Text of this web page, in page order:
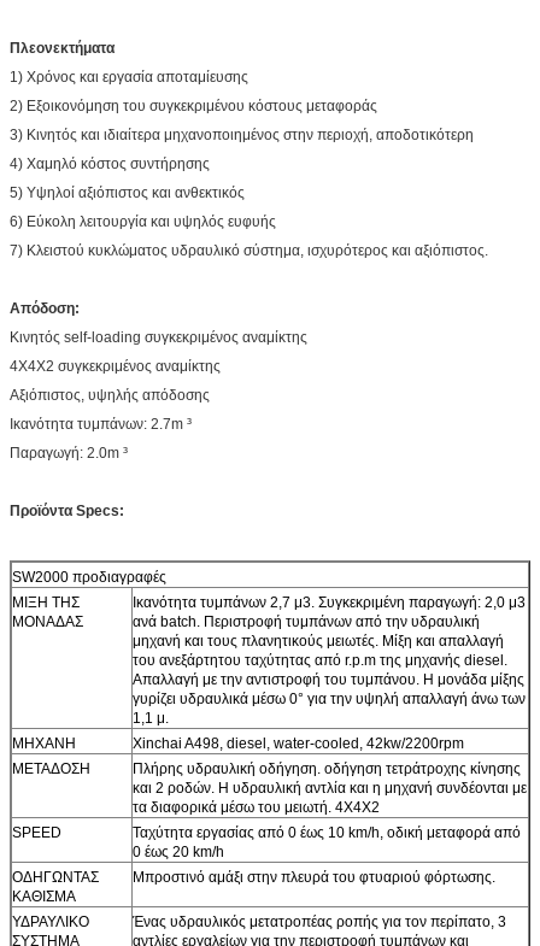
Πλεονεκτήματα
1) Χρόνος και εργασία αποταμίευσης
2) Εξοικονόμηση του συγκεκριμένου κόστους μεταφοράς
3) Κινητός και ιδιαίτερα μηχανοποιημένος στην περιοχή, αποδοτικότερη
4) Χαμηλό κόστος συντήρησης
5) Υψηλοί αξιόπιστος και ανθεκτικός
6) Εύκολη λειτουργία και υψηλός ευφυής
7) Κλειστού κυκλώματος υδραυλικό σύστημα, ισχυρότερος και αξιόπιστος.
Απόδοση:
Κινητός self-loading συγκεκριμένος αναμίκτης
4X4X2 συγκεκριμένος αναμίκτης
Αξιόπιστος, υψηλής απόδοσης
Ικανότητα τυμπάνων: 2.7m ³
Παραγωγή: 2.0m ³
Προϊόντα Specs:
SW2000 προδιαγραφές
ΜΙΞΗ ΤΗΣ
ΜΟΝΑΔΑΣ
Ικανότητα τυμπάνων 2,7 μ3. Συγκεκριμένη παραγωγή: 2,0 μ3
ανά batch. Περιστροφή τυμπάνων από την υδραυλική
μηχανή και τους πλανητικούς μειωτές. Μίξη και απαλλαγή
του ανεξάρτητου ταχύτητας από r.p.m της μηχανής diesel.
Απαλλαγή με την αντιστροφή του τυμπάνου. Η μονάδα μίξης
γυρίζει υδραυλικά μέσω 0° για την υψηλή απαλλαγή άνω των
1,1 μ.
ΜΗΧΑΝΗ
Xinchai A498, diesel, water-cooled, 42kw/2200rpm
ΜΕΤΑΔΟΣΗ
Πλήρης υδραυλική οδήγηση. οδήγηση τετράτροχης κίνησης
και 2 ροδών. Η υδραυλική αντλία και η μηχανή συνδέονται με
τα διαφορικά μέσω του μειωτή. 4X4X2
SPEED
Ταχύτητα εργασίας από 0 έως 10 km/h, οδική μεταφορά από
0 έως 20 km/h
ΟΔΗΓΩΝΤΑΣ
ΚΑΘΙΣΜΑ
Μπροστινό αμάξι στην πλευρά του φτυαριού φόρτωσης.
ΥΔΡΑΥΛΙΚΟ
ΣΥΣΤΗΜΑ
Ένας υδραυλικός μετατροπέας ροπής για τον περίπατο, 3
αντλίες εργαλείων για την περιστροφή τυμπάνων και